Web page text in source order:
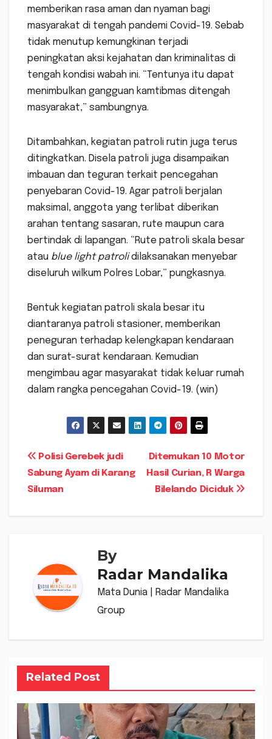
memberikan rasa aman dan nyaman bagi
masyarakat di tengah pandemi Covid-19. Sebab
tidak menutup kemungkinan terjadi
peningkatan aksi kejahatan dan kriminalitas di
tengah kondisi wabah ini. “Tentunya itu dapat
menimbulkan gangguan kamtibmas ditengah
masyarakat,” sambungnya.
Ditambahkan, kegiatan patroli rutin juga terus
ditingkatkan. Disela patroli juga disampaikan
imbauan dan teguran terkait pencegahan
penyebaran Covid-19. Agar patroli berjalan
maksimal, anggota yang terlibat diberikan
arahan tentang sasaran, rute maupun cara
bertindak di lapangan. “Rute patroli skala besar
atau blue light patrolidilaksanakan menyebar
diseluruh wilkum Polres Lobar,” pungkasnya.
Bentuk kegiatan patroli skala besar itu
diantaranya patroli stasioner, memberikan
peneguran terhadap kelengkapan kendaraan
dan surat-surat kendaraan. Kemudian
mengimbau agar masyarakat tidak keluar rumah
dalam rangka pencegahan Covid-19. (win)
Navigasi
pos
Ditemukan 10 Motor
Hasil Curian, R Warga
Bilelando Diciduk
Polisi Gerebek judi
Sabung Ayam di Karang
Siluman
By
Radar Mandalika
Mata Dunia | Radar Mandalika
Group
Related Post